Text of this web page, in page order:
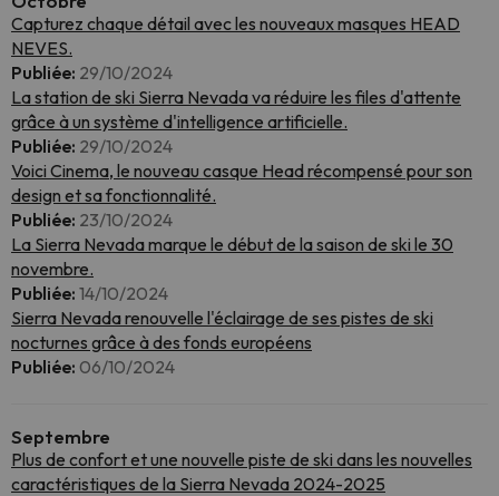
Capturez chaque détail avec les nouveaux masques HEAD
NEVES.
Publiée: 29/10/2024
La station de ski Sierra Nevada va réduire les files d'attente
grâce à un système d'intelligence artificielle.
Publiée: 29/10/2024
Voici Cinema, le nouveau casque Head récompensé pour son
design et sa fonctionnalité.
Publiée: 23/10/2024
La Sierra Nevada marque le début de la saison de ski le 30
novembre.
Publiée: 14/10/2024
Sierra Nevada renouvelle l'éclairage de ses pistes de ski
nocturnes grâce à des fonds européens
Publiée: 06/10/2024
Septembre
Plus de confort et une nouvelle piste de ski dans les nouvelles
caractéristiques de la Sierra Nevada 2024-2025